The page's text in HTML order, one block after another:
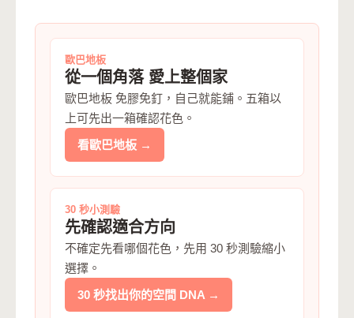
歐巴地板
從一個角落 愛上整個家
歐巴地板 免膠免釘，自己就能鋪。五箱以
上可先出一箱確認花色。
看歐巴地板 →
30 秒小測驗
先確認適合方向
不確定先看哪個花色，先用 30 秒測驗縮小
選擇。
30 秒找出你的空間 DNA →